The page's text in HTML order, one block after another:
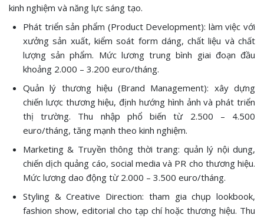
kinh nghiệm và năng lực sáng tạo.
Phát triển sản phẩm (Product Development): làm việc với
xưởng sản xuất, kiểm soát form dáng, chất liệu và chất
lượng sản phẩm. Mức lương trung bình giai đoạn đầu
khoảng 2.000 – 3.200 euro/tháng.
Quản lý thương hiệu (Brand Management): xây dựng
chiến lược thương hiệu, định hướng hình ảnh và phát triển
thị trường. Thu nhập phổ biến từ 2.500 – 4.500
euro/tháng, tăng mạnh theo kinh nghiệm.
Marketing & Truyền thông thời trang: quản lý nội dung,
chiến dịch quảng cáo, social media và PR cho thương hiệu.
Mức lương dao động từ 2.000 – 3.500 euro/tháng.
Styling & Creative Direction: tham gia chụp lookbook,
fashion show, editorial cho tạp chí hoặc thương hiệu. Thu